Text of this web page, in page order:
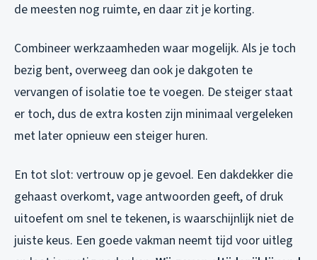
de meesten nog ruimte, en daar zit je korting.
Combineer werkzaamheden waar mogelijk. Als je toch
bezig bent, overweeg dan ook je dakgoten te
vervangen of isolatie toe te voegen. De steiger staat
er toch, dus de extra kosten zijn minimaal vergeleken
met later opnieuw een steiger huren.
En tot slot: vertrouw op je gevoel. Een dakdekker die
gehaast overkomt, vage antwoorden geeft, of druk
uitoefent om snel te tekenen, is waarschijnlijk niet de
juiste keus. Een goede vakman neemt tijd voor uitleg